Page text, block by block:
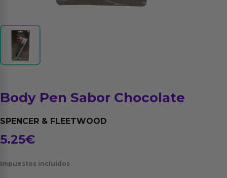
Body Pen Sabor Chocolate
SPENCER & FLEETWOOD
5.25€
Impuestos incluídos